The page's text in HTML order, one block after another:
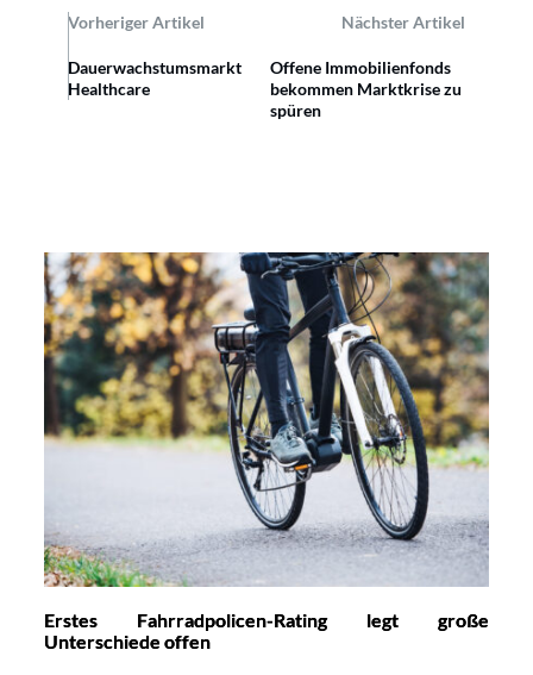
Vorheriger Artikel Nächster Artikel
Dauerwachstumsmarkt
Healthcare
Offene Immobilienfonds
bekommen Marktkrise zu
spüren
Erstes Fahrradpolicen-Rating legt große
Unterschiede offen